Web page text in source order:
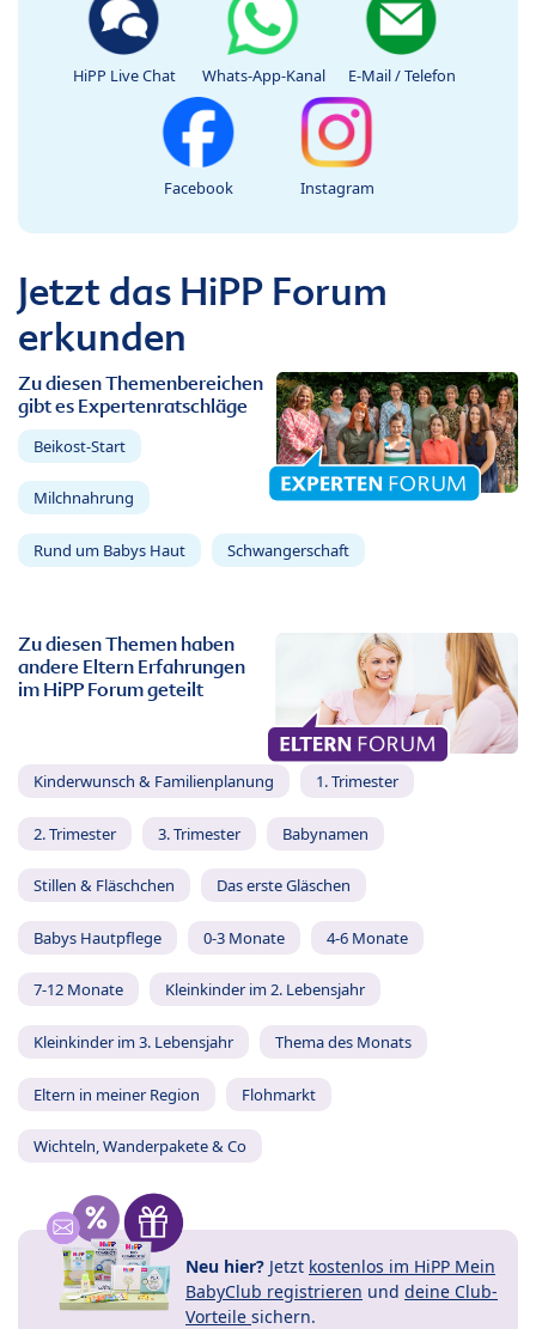
HiPP Live Chat Whats-App-Kanal E-Mail / Telefon
Facebook Instagram
Jetzt das HiPP Forum
erkunden
Zu diesen Themenbereichen
gibt es Expertenratschläge
Beikost-Start
Milchnahrung
Rund um Babys Haut Schwangerschaft
Zu diesen Themen haben
andere Eltern Erfahrungen
im HiPP Forum geteilt
Kinderwunsch & Familienplanung 1. Trimester
2. Trimester 3. Trimester Babynamen
Stillen & Fläschchen Das erste Gläschen
Babys Hautpflege 0-3 Monate 4-6 Monate
7-12 Monate Kleinkinder im 2. Lebensjahr
Kleinkinder im 3. Lebensjahr Thema des Monats
Eltern in meiner Region Flohmarkt
Wichteln, Wanderpakete & Co
Neu hier? Jetzt kostenlos im HiPP Mein
BabyClub registrieren und deine Club-
Vorteile sichern.